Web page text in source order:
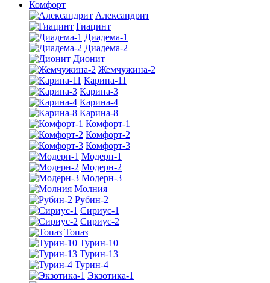
Комфорт
Алекcандрит
Гиацинт
Диадема-1
Диадема-2
Дионит
Жемчужина-2
Карина-11
Карина-3
Карина-4
Карина-8
Комфорт-1
Комфорт-2
Комфорт-3
Модерн-1
Модерн-2
Модерн-3
Молния
Рубин-2
Сириус-1
Сириус-2
Топаз
Турин-10
Турин-13
Турин-4
Экзотика-1